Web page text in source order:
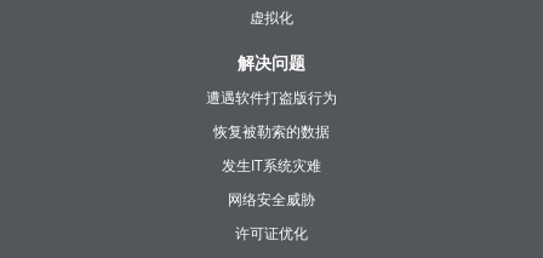
虚拟化
解决问题
遭遇软件打盗版行为
恢复被勒索的数据
发生IT系统灾难
网络安全威胁
许可证优化